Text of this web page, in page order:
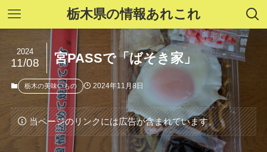
栃木県の情報あれこれ
宮PASSで「ばそき家」
2024
11/08
栃木の美味いもの 2024年11月8日
当ページのリンクには広告が含まれています。